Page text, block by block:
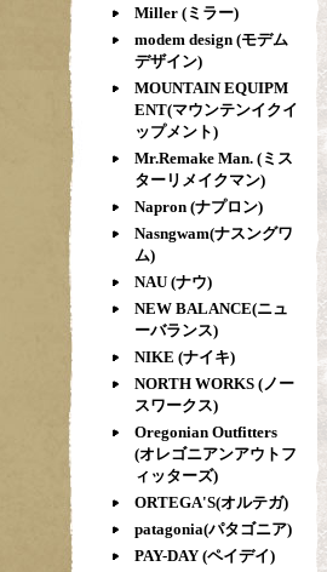
Miller (ミラー)
modem design (モデム
デザイン)
MOUNTAIN EQUIPM
ENT(マウンテンイクイ
ップメント)
Mr.Remake Man. (ミス
ターリメイクマン)
Napron (ナプロン)
Nasngwam(ナスングワ
ム)
NAU (ナウ)
NEW BALANCE(ニュ
ーバランス)
NIKE (ナイキ)
NORTH WORKS (ノー
スワークス)
Oregonian Outfitters
(オレゴニアンアウトフ
ィッターズ)
ORTEGA'S(オルテガ)
patagonia(パタゴニア)
PAY-DAY (ペイデイ)